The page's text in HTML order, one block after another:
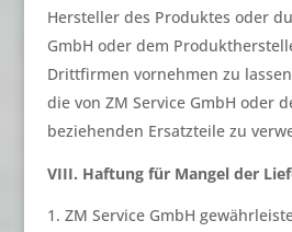
Hersteller des Produktes oder
GmbH oder dem
Drittfirmen vornehmen zu
die von ZM Service GmbH oder
beziehenden Ersatzteile zu
VIII. Haftung für Mangel der
ZM Service GmbH